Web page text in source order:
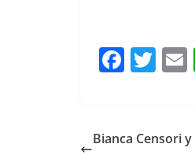
F
e
T
er l
Bianca Censori